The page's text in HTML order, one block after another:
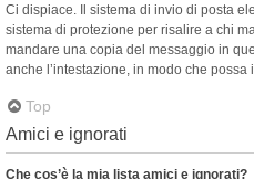
Ci dispiace. Il sistema di invio di posta
sistema di protezione per risalire a chi
mandare una copia del messaggio in
anche l’intestazione, in modo che possa
Top
Amici e ignorati
Che cos’è la mia lista amici e ignorati?